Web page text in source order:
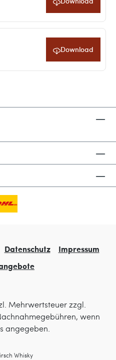
Download
Datenschutz
Impressum
Mehrwertsteuer zzgl.
wenn
angegeben.
Whisky